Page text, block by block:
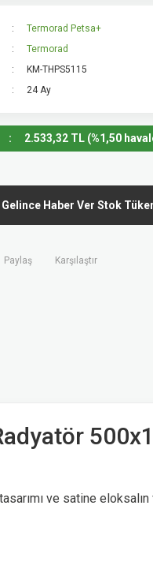
Termorad Petsa+
Termorad
KM-THPS5115
24 Ay
2.533,32 TL (%1,50
Gelince Haber Ver Stok
Paylaş Karşılaştır
ve satine